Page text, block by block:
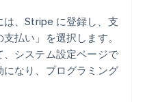
、Stripe に登録し、支
払い」を選択します。
システム設定ページで
なり、プログラミング